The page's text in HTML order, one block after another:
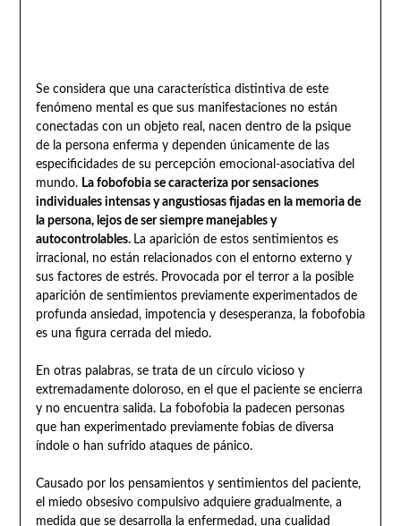
Se considera que una característica distintiva de este
fenómeno mental es que sus manifestaciones no están
conectadas con un objeto real, nacen dentro de la psique
de la persona enferma y dependen únicamente de las
especificidades de su percepción emocional-asociativa del
mundo. La fobofobia se caracteriza por sensaciones
individuales intensas y angustiosas fijadas en la memoria de
la persona, lejos de ser siempre manejables y
autocontrolables. La aparición de estos sentimientos es
irracional, no están relacionados con el entorno externo y
sus factores de estrés. Provocada por el terror a la posible
aparición de sentimientos previamente experimentados de
profunda ansiedad, impotencia y desesperanza, la fobofobia
es una figura cerrada del miedo.
En otras palabras, se trata de un círculo vicioso y
extremadamente doloroso, en el que el paciente se encierra
y no encuentra salida. La fobofobia la padecen personas
que han experimentado previamente fobias de diversa
índole o han sufrido ataques de pánico.
Causado por los pensamientos y sentimientos del paciente,
el miedo obsesivo compulsivo adquiere gradualmente, a
medida que se desarrolla la enfermedad, una cualidad